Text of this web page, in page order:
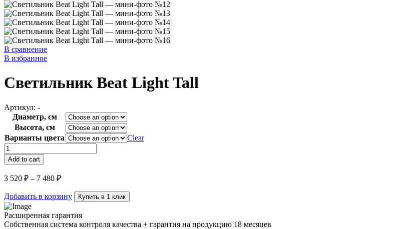
В сравнение
В избранное
Светильник Beat Light Tall
Артикул: -
Диаметр, см
Высота, см
Варианты цвета
Clear
Светильник
Beat
Light
Tall
quantity
Add to cart
3 520 ₽ – 7 480 ₽
Добавить в корзину Купить в 1 клик
Расширенная гарантия
Собственная система контроля качества + гарантия на продукцию 18 месяцев